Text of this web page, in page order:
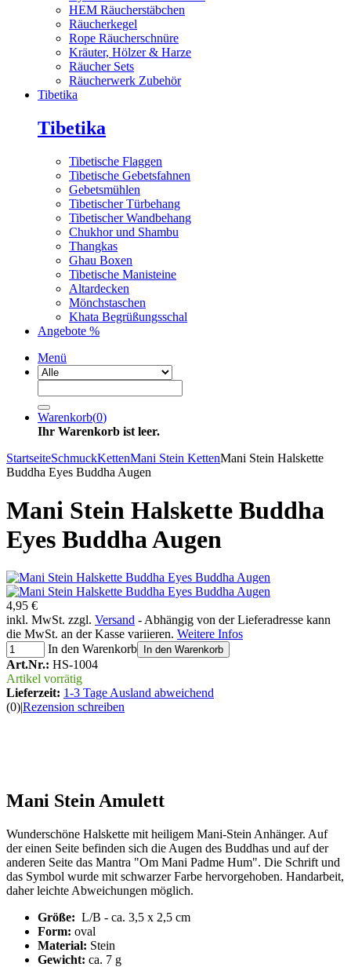
HEM Räucherstäbchen
Räucherkegel
Rope Räucherschnüre
Kräuter, Hölzer & Harze
Räucher Sets
Räucherwerk Zubehör
Tibetika
Tibetika
Tibetische Flaggen
Tibetische Gebetsfahnen
Gebetsmühlen
Tibetischer Türbehang
Tibetischer Wandbehang
Chukhor und Shambu
Thangkas
Ghau Boxen
Tibetische Manisteine
Altardecken
Mönchstaschen
Khata Begrüßungsschal
Angebote %
Menü
Warenkorb(0)
Ihr Warenkorb ist leer.
StartseiteSchmuckKettenMani Stein KettenMani Stein Halskette
Buddha Eyes Buddha Augen
Mani Stein Halskette Buddha
Eyes Buddha Augen
4,95 €
inkl. MwSt. zzgl. Versand - Abhängig von der Lieferadresse kann
die MwSt. an der Kasse variieren. Weitere Infos
In den Warenkorb
In den Warenkorb
Art.Nr.: HS-1004
Artikel vorrätig
Lieferzeit: 1-3 Tage Ausland abweichend
(0)|Rezension schreiben
Mani Stein Amulett
Wunderschöne Halskette mit heiligem Mani-Stein Anhänger. Auf
der einen Seite befinden sich die Augen des Buddhas und auf der
anderen Seite das Mantra "Om Mani Padme Hum". Die Schrift und
das Symbol wurde mit schwarzer Farbe hervorgehoben. Handarbeit,
daher leichte Abweichungen möglich.
Größe: L/B - ca. 3,5 x 2,5 cm
Form: oval
Material: Stein
Gewicht: ca. 7 g